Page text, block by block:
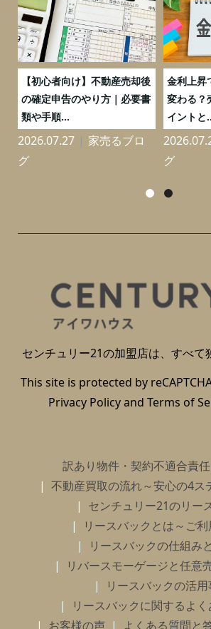
【初心者向け】不動産売却後
の確定申告のやり方｜必要書
類や手順...
2026.07.27
家売るブロ
グ
金利上昇
変わる？
イントと
グ
センチュリー21の加盟店は、すべて
This site is protected by
Privacy Policyand Terms of
訳あり物件・契約不適合責
不動産買取の流れ～安心の4ス
センチュリー21のリー
リースバックとは～ご
リースバックの仕組み
リバースモーゲージと任意
リースバックの活
リースバックに関するよ
お客様の声
よくある質問と